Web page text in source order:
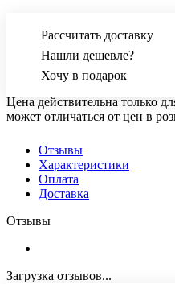
Рассчитать доставку
Нашли дешевле?
Хочу в подарок
Цена действительна только
может отличаться от цен в
Отзывы
Характеристики
Оплата
Доставка
Отзывы
Загрузка отзывов...